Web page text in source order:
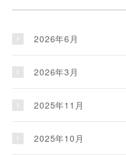
2026年6月
2026年3月
2025年11月
2025年10月